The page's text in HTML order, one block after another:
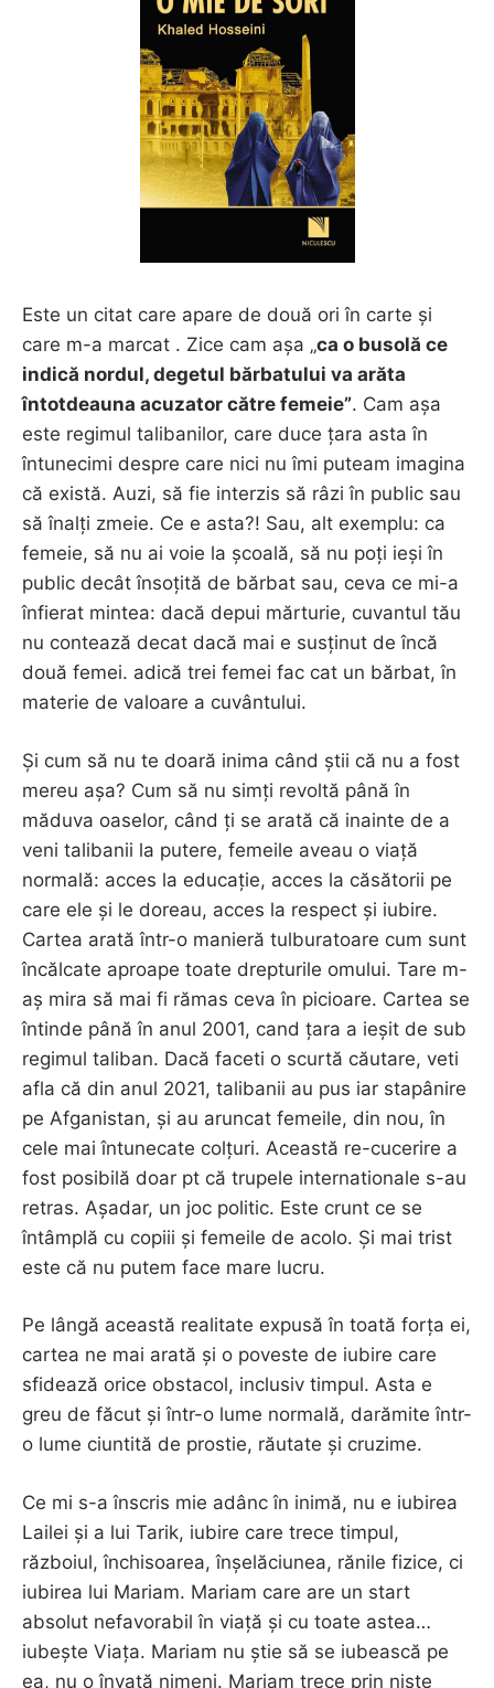
Este un citat care apare de două ori în carte și
care m-a marcat . Zice cam așa „ca o busolă ce
indică nordul, degetul bărbatului va arăta
întotdeauna acuzator către femeie”. Cam așa
este regimul talibanilor, care duce țara asta în
întunecimi despre care nici nu îmi puteam imagina
că există. Auzi, să fie interzis să râzi în public sau
să înalți zmeie. Ce e asta?! Sau, alt exemplu: ca
femeie, să nu ai voie la școală, să nu poți ieși în
public decât însoțită de bărbat sau, ceva ce mi-a
înfierat mintea: dacă depui mărturie, cuvantul tău
nu contează decat dacă mai e susținut de încă
două femei. adică trei femei fac cat un bărbat, în
materie de valoare a cuvântului.
Și cum să nu te doară inima când știi că nu a fost
mereu așa? Cum să nu simți revoltă până în
măduva oaselor, când ți se arată că inainte de a
veni talibanii la putere, femeile aveau o viață
normală: acces la educație, acces la căsătorii pe
care ele și le doreau, acces la respect și iubire.
Cartea arată într-o manieră tulburatoare cum sunt
încălcate aproape toate drepturile omului. Tare m-
aș mira să mai fi rămas ceva în picioare. Cartea se
întinde până în anul 2001, cand țara a ieșit de sub
regimul taliban. Dacă faceti o scurtă căutare, veti
afla că din anul 2021, talibanii au pus iar stapânire
pe Afganistan, și au aruncat femeile, din nou, în
cele mai întunecate colțuri. Această re-cucerire a
fost posibilă doar pt că trupele internationale s-au
retras. Așadar, un joc politic. Este crunt ce se
întâmplă cu copiii și femeile de acolo. Și mai trist
este că nu putem face mare lucru.
Pe lângă această realitate expusă în toată forța ei,
cartea ne mai arată și o poveste de iubire care
sfidează orice obstacol, inclusiv timpul. Asta e
greu de făcut și într-o lume normală, darămite într-
o lume ciuntită de prostie, răutate și cruzime.
Ce mi s-a înscris mie adânc în inimă, nu e iubirea
Lailei și a lui Tarik, iubire care trece timpul,
războiul, închisoarea, înșelăciunea, rănile fizice, ci
iubirea lui Mariam. Mariam care are un start
absolut nefavorabil în viață și cu toate astea…
iubește Viața. Mariam nu știe să se iubească pe
ea, nu o învață nimeni. Mariam trece prin niște